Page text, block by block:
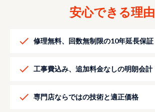
安心できる理由
修理無料、回数無制限の10年延長保証
工事費込み、追加料金なしの明朗会計
専門店ならではの技術と適正価格